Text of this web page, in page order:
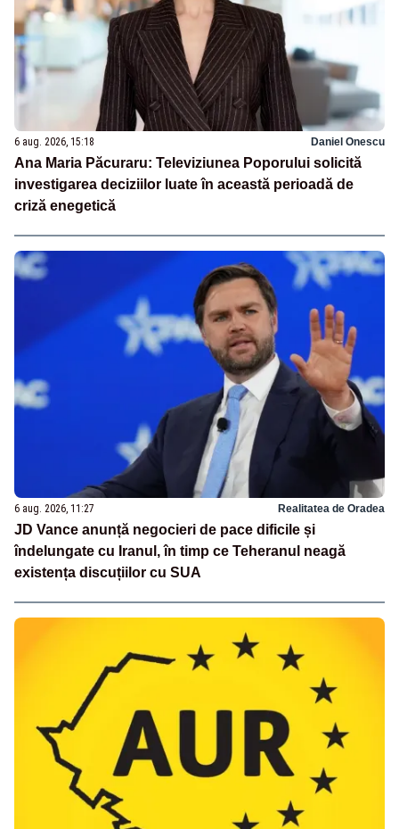
6 aug. 2026, 15:18 Daniel Onescu
Ana Maria Păcuraru: Televiziunea Poporului solicită
investigarea deciziilor luate în această perioadă de
criză enegetică
6 aug. 2026, 11:27 Realitatea de Oradea
JD Vance anunță negocieri de pace dificile și
îndelungate cu Iranul, în timp ce Teheranul neagă
existența discuțiilor cu SUA